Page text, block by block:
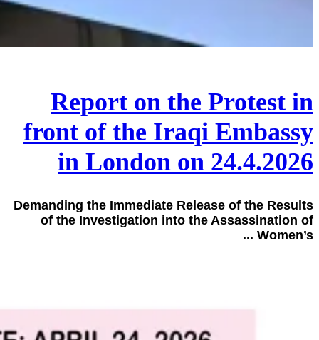
Report on the Protest in
front of the Iraqi Embassy
in London on 24.4.2026
Demanding the Immediate Release of the Results
of the Investigation into the Assassination of
Women’s ...